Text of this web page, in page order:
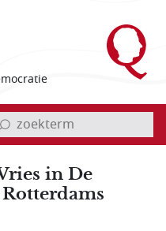
zoekterm
in De